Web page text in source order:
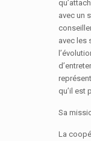
avec un
avec les
qu’il est
Sa
La